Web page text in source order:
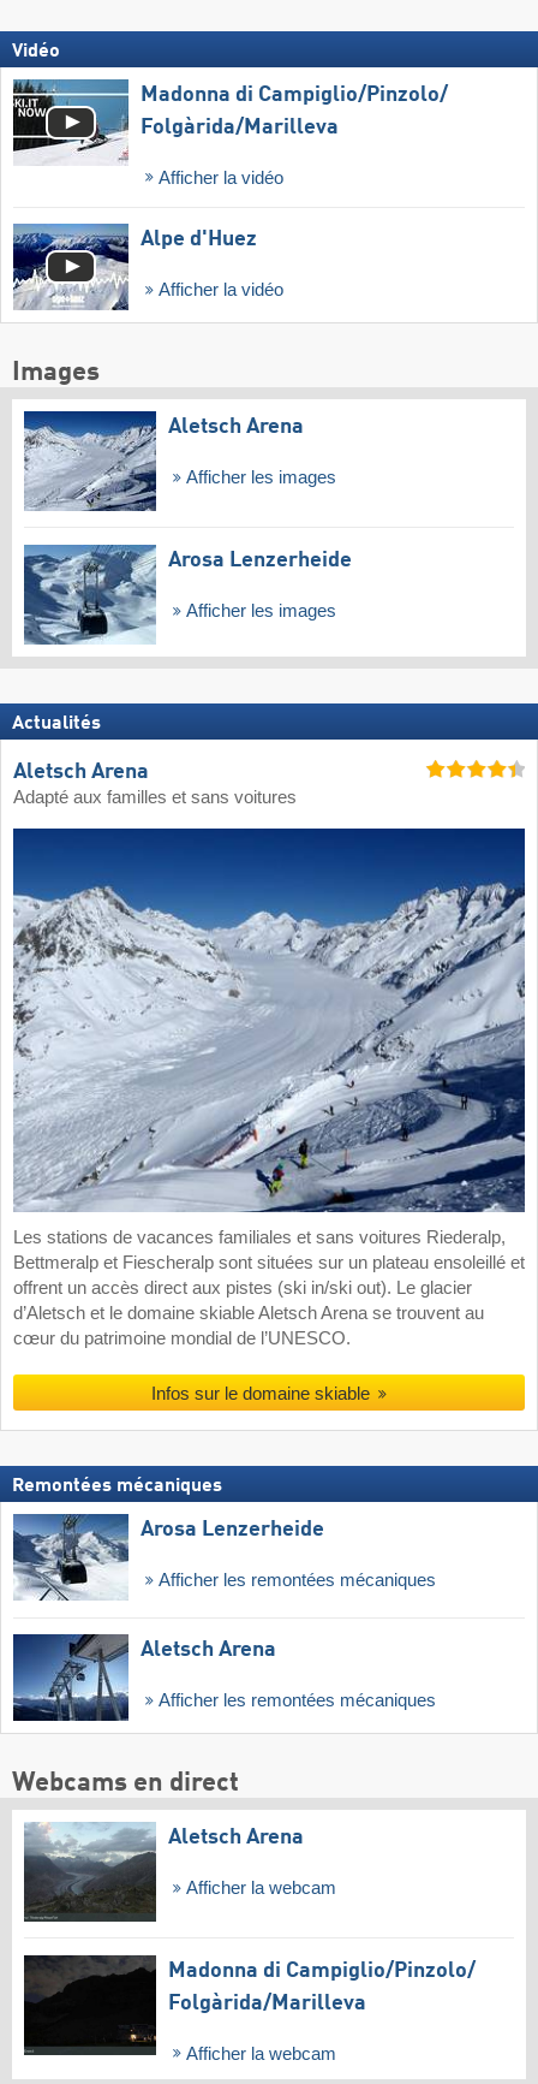
Vidéo
Madonna di Campiglio/​Pinzolo/​
Folgàrida/​Marilleva
Afficher la vidéo
Alpe d'Huez
Afficher la vidéo
Images
Aletsch Arena
Afficher les images
Arosa Lenzerheide
Afficher les images
Actualités
Aletsch Arena
Adapté aux familles et sans voitures
Les stations de vacances familiales et sans voitures Riederalp,
Bettmeralp et Fiescheralp sont situées sur un plateau ensoleillé et
offrent un accès direct aux pistes (ski in/ski out). Le glacier
d’Aletsch et le domaine skiable Aletsch Arena se trouvent au
cœur du patrimoine mondial de l’UNESCO.
Infos sur le domaine skiable
Remontées mécaniques
Arosa Lenzerheide
Afficher les remontées mécaniques
Aletsch Arena
Afficher les remontées mécaniques
Webcams en direct
Aletsch Arena
Afficher la webcam
Madonna di Campiglio/​Pinzolo/​
Folgàrida/​Marilleva
Afficher la webcam